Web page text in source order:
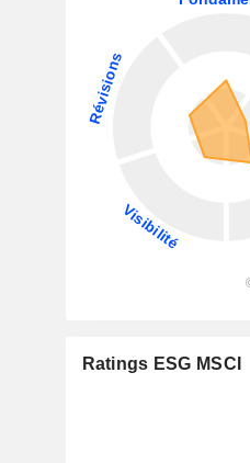
Ratings ESG MSCI